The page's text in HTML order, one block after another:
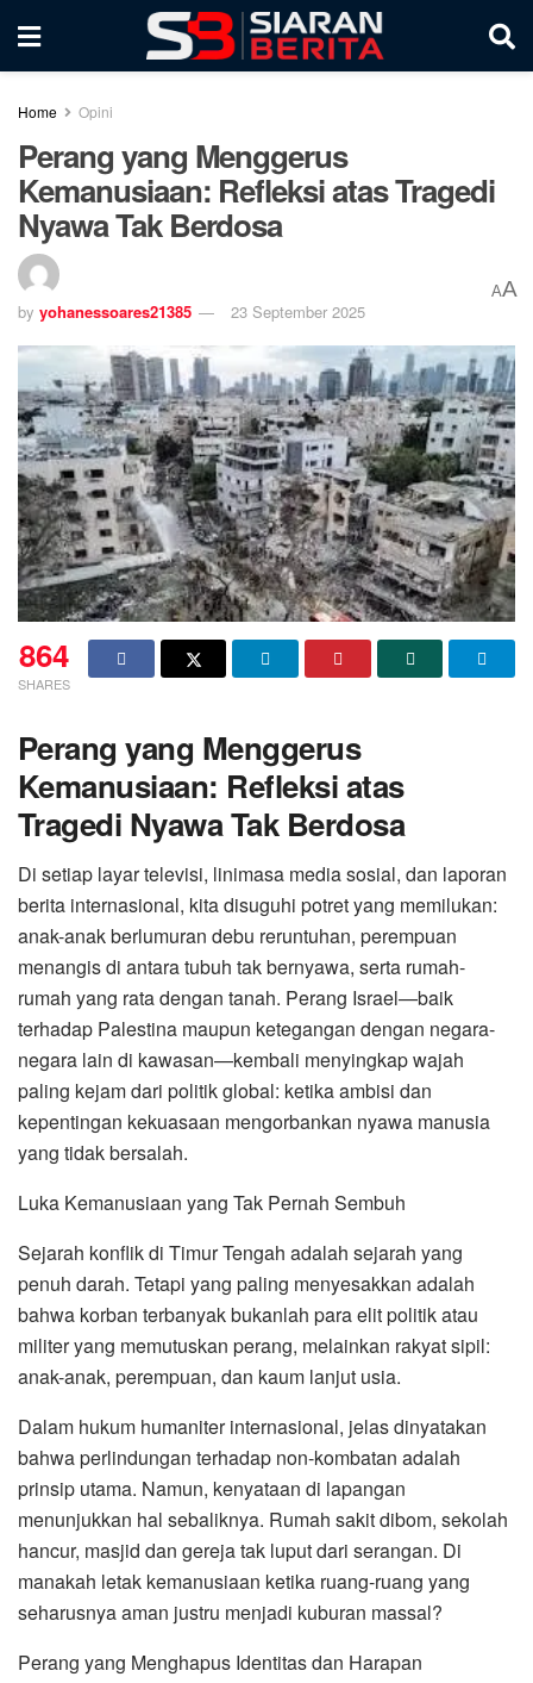
Home Opini
Perang yang Menggerus
Kemanusiaan: Refleksi atas Tragedi
Nyawa Tak Berdosa
by yohanessoares21385 23 September 2025
AA
864
SHARES
Perang yang Menggerus
Kemanusiaan: Refleksi atas
Tragedi Nyawa Tak Berdosa
Di setiap layar televisi, linimasa media sosial, dan laporan
berita internasional, kita disuguhi potret yang memilukan:
anak-anak berlumuran debu reruntuhan, perempuan
menangis di antara tubuh tak bernyawa, serta rumah-
rumah yang rata dengan tanah. Perang Israel—baik
terhadap Palestina maupun ketegangan dengan negara-
negara lain di kawasan—kembali menyingkap wajah
paling kejam dari politik global: ketika ambisi dan
kepentingan kekuasaan mengorbankan nyawa manusia
yang tidak bersalah.
Luka Kemanusiaan yang Tak Pernah Sembuh
Sejarah konflik di Timur Tengah adalah sejarah yang
penuh darah. Tetapi yang paling menyesakkan adalah
bahwa korban terbanyak bukanlah para elit politik atau
militer yang memutuskan perang, melainkan rakyat sipil:
anak-anak, perempuan, dan kaum lanjut usia.
Dalam hukum humaniter internasional, jelas dinyatakan
bahwa perlindungan terhadap non-kombatan adalah
prinsip utama. Namun, kenyataan di lapangan
menunjukkan hal sebaliknya. Rumah sakit dibom, sekolah
hancur, masjid dan gereja tak luput dari serangan. Di
manakah letak kemanusiaan ketika ruang-ruang yang
seharusnya aman justru menjadi kuburan massal?
Perang yang Menghapus Identitas dan Harapan